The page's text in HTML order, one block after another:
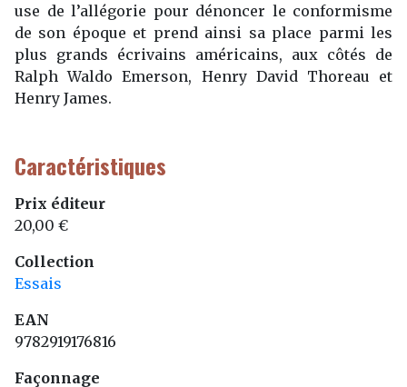
use de l’allégorie pour dénoncer le conformisme
de son époque et prend ainsi sa place parmi les
plus grands écrivains américains, aux côtés de
Ralph Waldo Emerson, Henry David Thoreau et
Henry James.
Caractéristiques
Prix éditeur
20,00 €
Collection
Essais
EAN
9782919176816
Façonnage